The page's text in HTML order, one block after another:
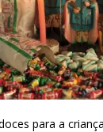
para a